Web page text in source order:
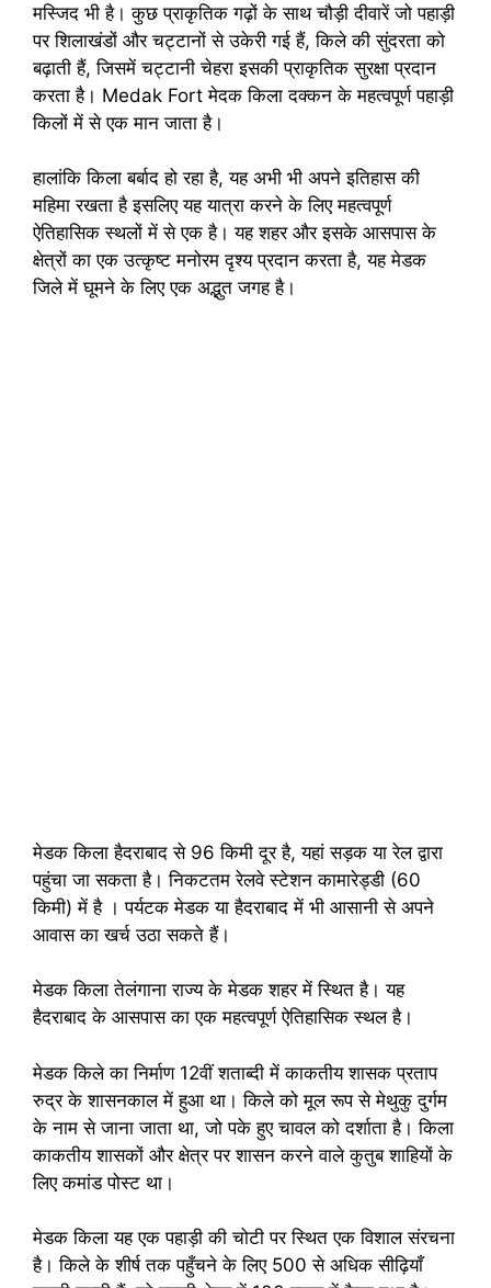
मस्जिद भी है। कुछ प्राकृतिक गढ़ों के साथ चौड़ी दीवारें जो पहाड़ी
पर शिलाखंडों और चट्टानों से उकेरी गई हैं, किले की सुंदरता को
बढ़ाती हैं, जिसमें चट्टानी चेहरा इसकी प्राकृतिक सुरक्षा प्रदान
करता है। Medak Fort मेदक किला दक्कन के महत्वपूर्ण पहाड़ी
किलों में से एक मान जाता है।
हालांकि किला बर्बाद हो रहा है, यह अभी भी अपने इतिहास की
महिमा रखता है इसलिए यह यात्रा करने के लिए महत्वपूर्ण
ऐतिहासिक स्थलों में से एक है। यह शहर और इसके आसपास के
क्षेत्रों का एक उत्कृष्ट मनोरम दृश्य प्रदान करता है, यह मेडक
जिले में घूमने के लिए एक अद्भुत जगह है।
मेडक किला हैदराबाद से 96 किमी दूर है, यहां सड़क या रेल द्वारा
पहुंचा जा सकता है। निकटतम रेलवे स्टेशन कामारेड्डी (60
किमी) में है । पर्यटक मेडक या हैदराबाद में भी आसानी से अपने
आवास का खर्च उठा सकते हैं।
मेडक किला तेलंगाना राज्य के मेडक शहर में स्थित है। यह
हैदराबाद के आसपास का एक महत्वपूर्ण ऐतिहासिक स्थल है।
मेडक किले का निर्माण 12वीं शताब्दी में काकतीय शासक प्रताप
रुद्र के शासनकाल में हुआ था। किले को मूल रूप से मेथुकु दुर्गम
के नाम से जाना जाता था, जो पके हुए चावल को दर्शाता है। किला
काकतीय शासकों और क्षेत्र पर शासन करने वाले कुतुब शाहियों के
लिए कमांड पोस्ट था।
मेडक किला यह एक पहाड़ी की चोटी पर स्थित एक विशाल संरचना
है। किले के शीर्ष तक पहुँचने के लिए 500 से अधिक सीढ़ियाँ